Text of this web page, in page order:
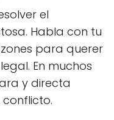
el
Habla con tu
para querer
En muchos
y directa